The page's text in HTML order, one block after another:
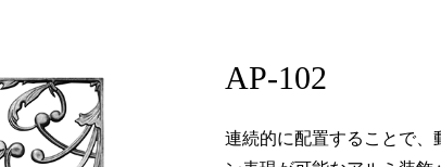
AP-102
連続的に配置することで、